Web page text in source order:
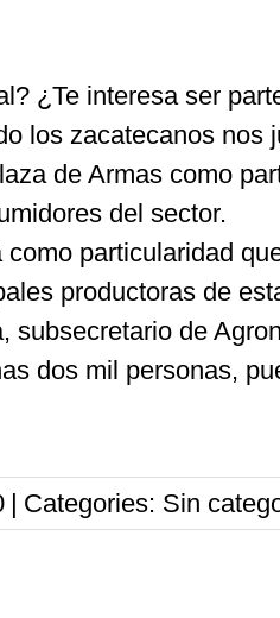
¿Te interesa ser
los zacatecanos nos
de Armas como
del sector.
como particularidad
productoras de
subsecretario de
dos mil personas,
| Categories: Sin